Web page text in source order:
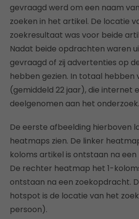
gevraagd werd om een naam
zoeken in het artikel. De locatie
zoekresultaat was voor beide
Nadat beide opdrachten waren
gevraagd of zij advertenties op
hebben gezien. In totaal hebben
(gemiddeld 22 jaar), die internet
deelgenomen aan het onderzoek.
De eerste afbeelding hierboven
heatmaps zien. De linker
koloms artikel is ontstaan na
De rechter heatmap het 1-
ontstaan na een zoekopdracht.
hotspot is de locatie van het
persoon).